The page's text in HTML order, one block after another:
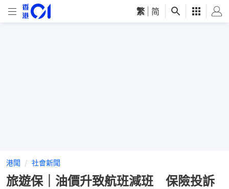
繁 简
港聞 社會新聞
旅遊保｜油價升致航班減班 保險投訴